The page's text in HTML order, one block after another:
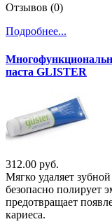
Отзывов (0)
Подробнее...
паста GLISTER
312.00 руб.
Мягко удаляет
безопасно полирует
предотвращает
кариеса.